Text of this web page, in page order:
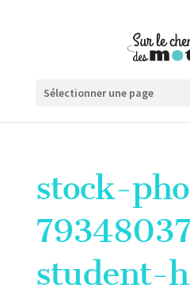
Sélectionner une page
stock-
student-